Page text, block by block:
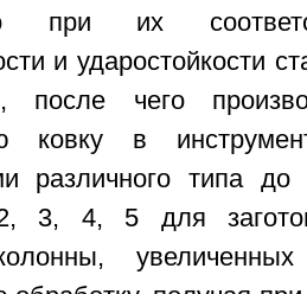
при их
и ударостойкости
после чего
ковку в
различного типа до
3, 4, 5 для